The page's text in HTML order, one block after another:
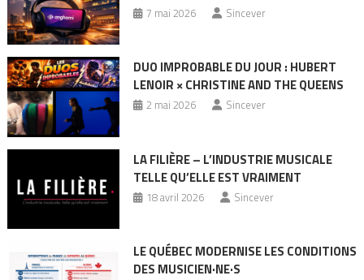
7 mai 2026 Sincever
DUO IMPROBABLE DU JOUR : HUBERT
LENOIR × CHRISTINE AND THE QUEENS
2 mai 2026 Sincever
LA FILIÈRE – L’INDUSTRIE MUSICALE
TELLE QU’ELLE EST VRAIMENT
18 avril 2026 Sincever
LE QUÉBEC MODERNISE LES CONDITIONS
DES MUSICIEN·NE·S